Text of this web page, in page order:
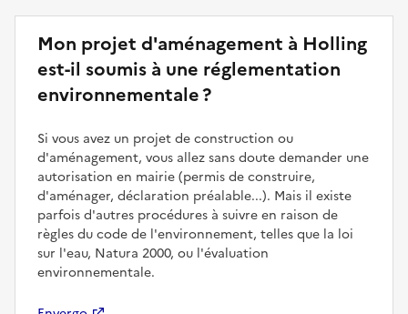
Mon projet d'aménagement à Holling
est-il soumis à une réglementation
environnementale ?
Si vous avez un projet de construction ou
d'aménagement, vous allez sans doute demander une
autorisation en mairie (permis de construire,
d'aménager, déclaration préalable...). Mais il existe
parfois d'autres procédures à suivre en raison de
règles du code de l'environnement, telles que la loi
sur l'eau, Natura 2000, ou l'évaluation
environnementale.